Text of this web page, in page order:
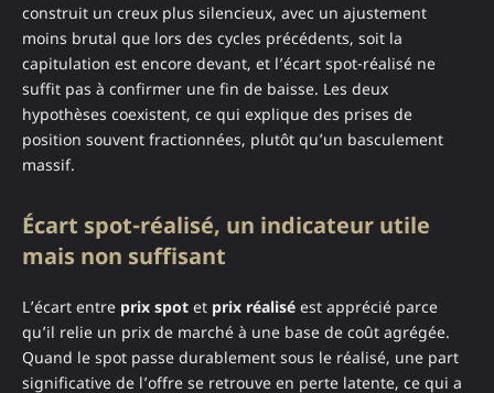
construit un creux plus silencieux, avec un ajustement
moins brutal que lors des cycles précédents, soit la
capitulation est encore devant, et l’écart spot-réalisé ne
suffit pas à confirmer une fin de baisse. Les deux
hypothèses coexistent, ce qui explique des prises de
position souvent fractionnées, plutôt qu’un basculement
massif.
Écart spot-réalisé, un indicateur utile
mais non suffisant
L’écart entre prix spot et prix réalisé est apprécié parce
qu’il relie un prix de marché à une base de coût agrégée.
Quand le spot passe durablement sous le réalisé, une part
significative de l’offre se retrouve en perte latente, ce qui a